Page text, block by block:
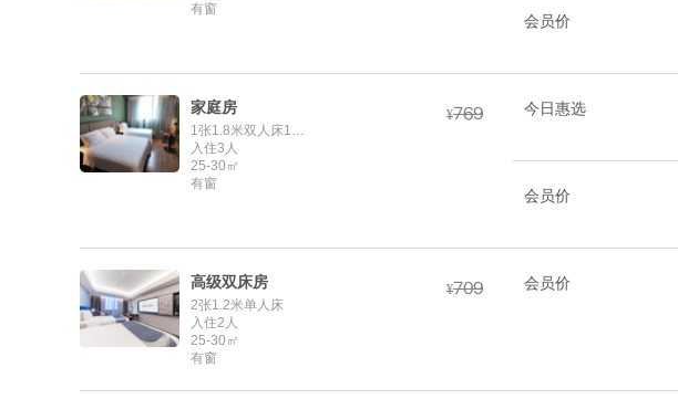
有窗
会员价
家庭房
1张1.8米双人床1张1.2米单人床
入住3人
25-30㎡
有窗
¥ 今日惠选
会员价
高级双床房
2张1.2米单人床
入住2人
25-30㎡
有窗
¥ 会员价